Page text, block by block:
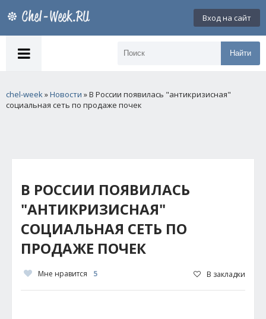
Вход на сайт
Найти
chel-week»Новости » В России появилась "антикризисная"
социальная сеть по продаже почек
В РОССИИ ПОЯВИЛАСЬ
"АНТИКРИЗИСНАЯ"
СОЦИАЛЬНАЯ СЕТЬ ПО
ПРОДАЖЕ ПОЧЕК
Мне нравится 5 В закладки